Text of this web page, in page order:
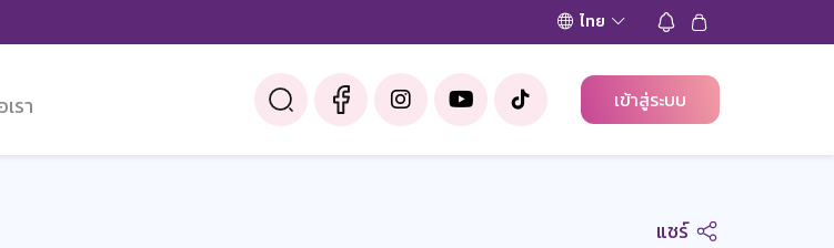
ไทย
รา เข้าสู่ระบบ
แชร์